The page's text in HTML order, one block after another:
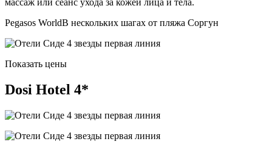
массаж или сеанс ухода за кожей лица и тела.
Pegasos WorldВ нескольких шагах от пляжа Соргун
Показать цены
Dosi Hotel 4*